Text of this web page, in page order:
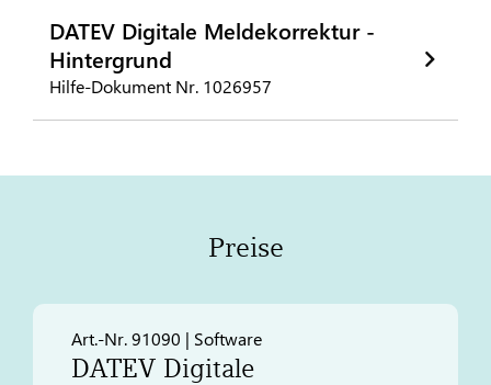
DATEV Digitale Meldekorrektur -
Hintergrund
Hilfe-Dokument Nr. 1026957
Preise
Art.-Nr. 91090 | Software
DATEV Digitale